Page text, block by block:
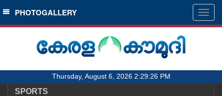
SECTIONS
HOME
NOTIFIED NEWS
PHOTOGALLERY
Thursday, August 6, 2026 2:29:26 PM
SPORTS